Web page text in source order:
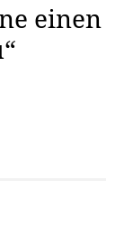
einen